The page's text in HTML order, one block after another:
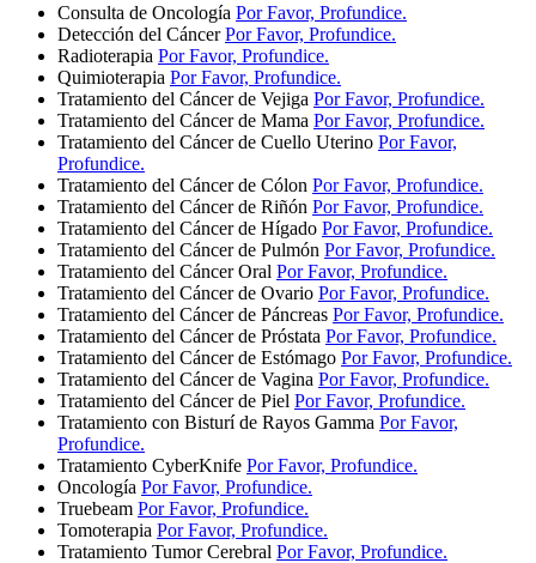
Consulta de Oncología Por Favor, Profundice.
Detección del Cáncer Por Favor, Profundice.
Radioterapia Por Favor, Profundice.
Quimioterapia Por Favor, Profundice.
Tratamiento del Cáncer de Vejiga Por Favor, Profundice.
Tratamiento del Cáncer de Mama Por Favor, Profundice.
Tratamiento del Cáncer de Cuello Uterino Por Favor,
Profundice.
Tratamiento del Cáncer de Cólon Por Favor, Profundice.
Tratamiento del Cáncer de Riñón Por Favor, Profundice.
Tratamiento del Cáncer de Hígado Por Favor, Profundice.
Tratamiento del Cáncer de Pulmón Por Favor, Profundice.
Tratamiento del Cáncer Oral Por Favor, Profundice.
Tratamiento del Cáncer de Ovario Por Favor, Profundice.
Tratamiento del Cáncer de Páncreas Por Favor, Profundice.
Tratamiento del Cáncer de Próstata Por Favor, Profundice.
Tratamiento del Cáncer de Estómago Por Favor, Profundice.
Tratamiento del Cáncer de Vagina Por Favor, Profundice.
Tratamiento del Cáncer de Piel Por Favor, Profundice.
Tratamiento con Bisturí de Rayos Gamma Por Favor,
Profundice.
Tratamiento CyberKnife Por Favor, Profundice.
Oncología Por Favor, Profundice.
Truebeam Por Favor, Profundice.
Tomoterapia Por Favor, Profundice.
Tratamiento Tumor Cerebral Por Favor, Profundice.